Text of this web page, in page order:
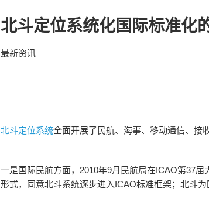
北斗定位系统化国际标准化
最新资讯
北斗定位系统全面开展了民航、海事、移动通信、接
一是国际民航方面，2010年9月民航局在ICAO第37
形式，同意北斗系统逐步进入ICAO标准框架；北斗